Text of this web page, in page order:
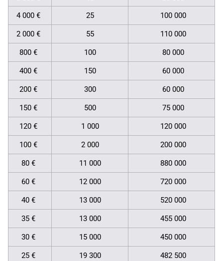
4 000 € 25 100 000
2 000 € 55 110 000
800 € 100 80 000
400 € 150 60 000
200 € 300 60 000
150 € 500 75 000
120 € 1 000 120 000
100 € 2 000 200 000
80 € 11 000 880 000
60 € 12 000 720 000
40 € 13 000 520 000
35 € 13 000 455 000
30 € 15 000 450 000
25 € 19 300 482 500